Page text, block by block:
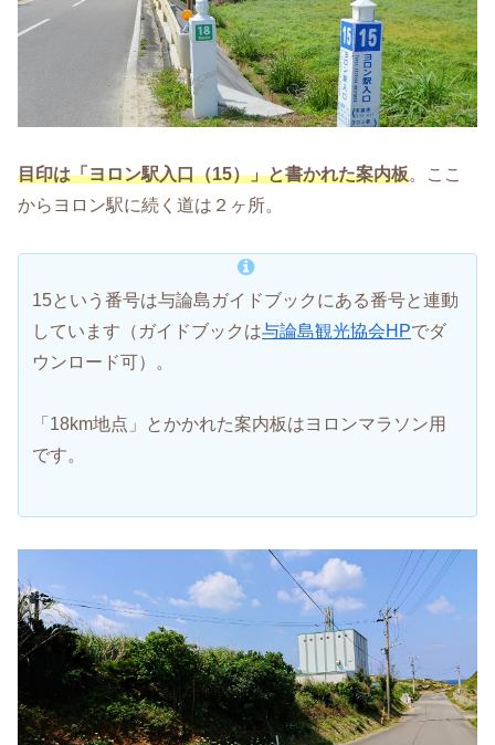
目印は「ヨロン駅入口（15）」と書かれた案内板。ここ
からヨロン駅に続く道は２ヶ所。
15という番号は与論島ガイドブックにある番号と連動
しています（ガイドブックは与論島観光協会HPでダ
ウンロード可）。
「18km地点」とかかれた案内板はヨロンマラソン用
です。